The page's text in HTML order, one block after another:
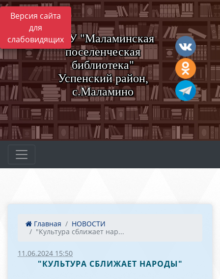
Версия сайта
для
слабовидящихМБУ "Маламинская
поселенческая
библиотека"
Успенский район,
с.Маламино
Главная
НОВОСТИ
"Культура сближает нар...
11.06.2024 15:50
"КУЛЬТУРА СБЛИЖАЕТ НАРОДЫ"